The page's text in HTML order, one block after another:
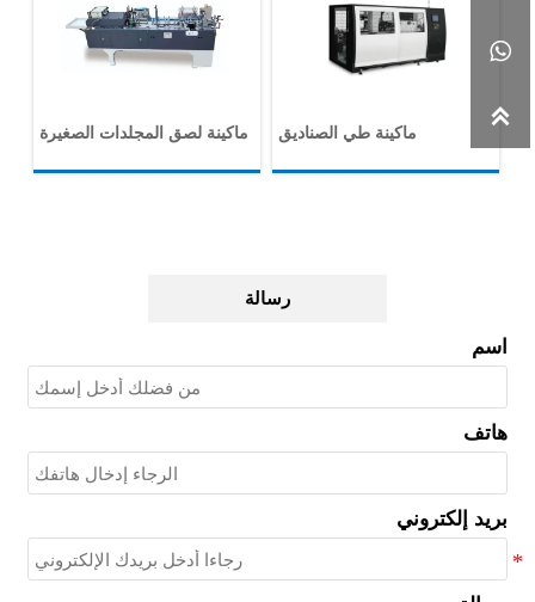
ماكينة لصق المجلدات الصغيرة ماكينة طي الصناديق
رسالة
اسم
هاتف
بريد إلكتروني

